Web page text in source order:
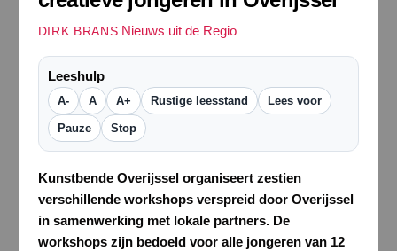
DIRK BRANS Nieuws uit de Regio
Leeshulp
A- A A+ Rustige leesstand Lees voor
Pauze Stop
Kunstbende Overijssel organiseert zestien
verschillende workshops verspreid door Overijssel
in samenwerking met lokale partners. De
workshops zijn bedoeld voor alle jongeren van 12